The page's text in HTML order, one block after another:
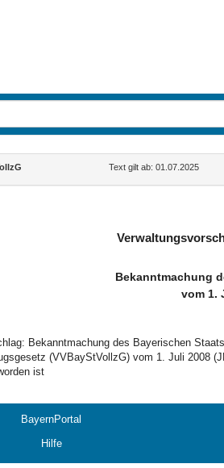
Text gilt ab: 01.07.2025
Bekanntmachung
vom 1.
Bekanntmachung des Bayerischen
(VVBayStVollzG) vom 1. Juli 2008
ist
BayernPortal
Hilfe